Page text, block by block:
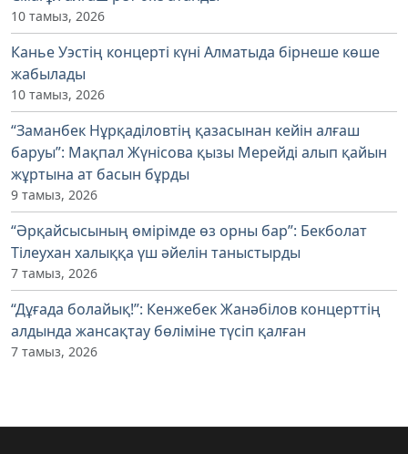
10 тамыз, 2026
Канье Уэстің концерті күні Алматыда бірнеше көше
жабылады
10 тамыз, 2026
“Заманбек Нұрқаділовтің қазасынан кейін алғаш
баруы”: Мақпал Жүнісова қызы Мерейді алып қайын
жұртына ат басын бұрды
9 тамыз, 2026
“Әрқайсысының өмірімде өз орны бар”: Бекболат
Тілеухан халыққа үш әйелін таныстырды
7 тамыз, 2026
“Дұғада болайық!”: Кенжебек Жанәбілов концерттің
алдында жансақтау бөліміне түсіп қалған
7 тамыз, 2026